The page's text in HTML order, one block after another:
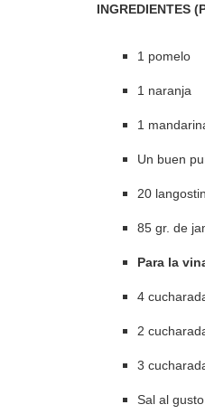
INGREDIENTES
1 pomelo
1 naranja
1
Un buen
20
85 gr. de
Para la
4
2
3
Sal al gusto